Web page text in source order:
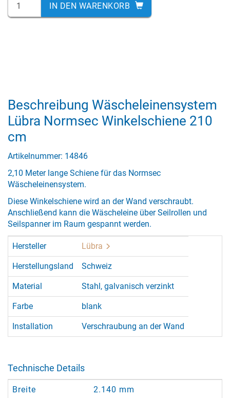
IN DEN WARENKORB
Beschreibung Wäscheleinensystem
Lübra Normsec Winkelschiene 210
cm
Artikelnummer: 14846
2,10 Meter lange Schiene für das Normsec
Wäscheleinensystem.
Diese Winkelschiene wird an der Wand verschraubt.
Anschließend kann die Wäscheleine über Seilrollen und
Seilspanner im Raum gespannt werden.
Hersteller Lübra
Herstellungsland Schweiz
Material Stahl, galvanisch verzinkt
Farbe blank
Installation Verschraubung an der Wand
Technische Details
Breite 2.140 mm